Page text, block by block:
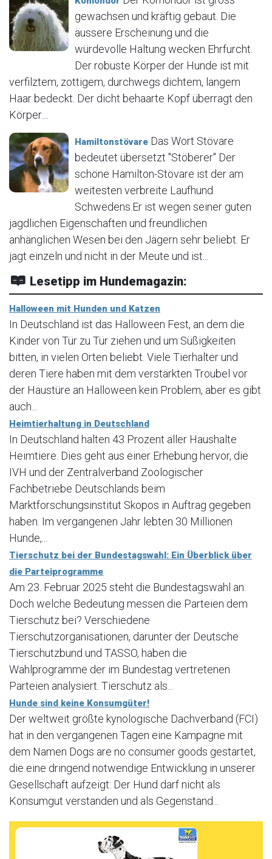
gewachsen und kräftig gebaut. Die
äussere Erscheinung und die
würdevolle Haltung wecken Ehrfurcht.
Der robuste Körper der Hunde ist mit
verfilztem, zottigem, durchwegs dichtem, langem
Haar bedeckt. Der dicht behaarte Kopf überragt den
Körper....
Hamiltonstövare Das Wort Stövare
bedeutet übersetzt "Stöberer" Der
schöne Hamilton-Stövare ist der am
weitesten verbreite Laufhund
Schwedens.Er ist wegen seiner guten
jagdlichen Eigenschaften und freundlichen
anhänglichen Wesen bei den Jägern sehr beliebt. Er
jagt einzeln und nicht in der Meute und ist...
Lesetipp im Hundemagazin:
Halloween mit Hunden und Katzen
In Deutschland ist das Halloween Fest, an dem die
Kinder von Tür zu Tür ziehen und um Süßigkeiten
bitten, in vielen Orten beliebt. Viele Tierhalter und
deren Tiere haben mit dem verstärkten Troubel vor
der Haustüre an Halloween kein Problem, aber es gibt
auch...
Heimtierhaltung in Deutschland
In Deutschland halten 43 Prozent aller Haushalte
Heimtiere. Dies geht aus einer Erhebung hervor, die
IVH und der Zentralverband Zoologischer
Fachbetriebe Deutschlands beim
Marktforschungsinstitut Skopos in Auftrag gegeben
haben. Im vergangenen Jahr lebten 30 Millionen
Hunde,...
Tierschutz bei der Bundestagswahl: Ein Überblick über
die Parteiprogramme
Am 23. Februar 2025 steht die Bundestagswahl an.
Doch welche Bedeutung messen die Parteien dem
Tierschutz bei? Verschiedene
Tierschutzorganisationen, darunter der Deutsche
Tierschutzbund und TASSO, haben die
Wahlprogramme der im Bundestag vertretenen
Parteien analysiert. Tierschutz als...
Hunde sind keine Konsumgüter!
Der weltweit größte kynologische Dachverband (FCI)
hat in den vergangenen Tagen eine Kampagne mit
dem Namen Dogs are no consumer goods gestartet,
die eine dringend notwendige Entwicklung in unserer
Gesellschaft aufzeigt: Der Hund darf nicht als
Konsumgut verstanden und als Gegenstand...